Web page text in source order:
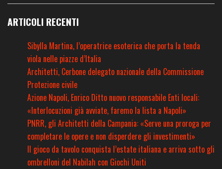
ARTICOLI RECENTI
Sibylla Martina, l’operatrice esoterica che porta la tenda
viola nelle piazze d’Italia
Architetti, Cerbone delegato nazionale della Commissione
Protezione civile
Azione Napoli, Enrico Ditto nuovo responsabile Enti locali:
«Interlocuzioni già avviate, faremo la lista a Napoli»
PNRR, gli Architetti della Campania: «Serve una proroga per
completare le opere e non disperdere gli investimenti»
Il gioco da tavolo conquista l’estate italiana e arriva sotto gli
ombrelloni del Nabilah con Giochi Uniti